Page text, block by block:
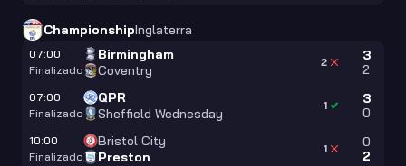
ChampionshipInglaterra
07:00
Finalizado
Birmingham
Coventry
3
2
2
07:00
Finalizado
QPR
Sheffield Wednesday
3
0
1
10:00
Finalizado
Bristol City
Preston
0
2
1